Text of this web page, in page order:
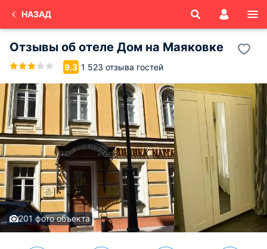
НАЗАД
Отзывы об отеле Дом на Маяковке
9.3 1 523 отзыва гостей
201 фото объекта